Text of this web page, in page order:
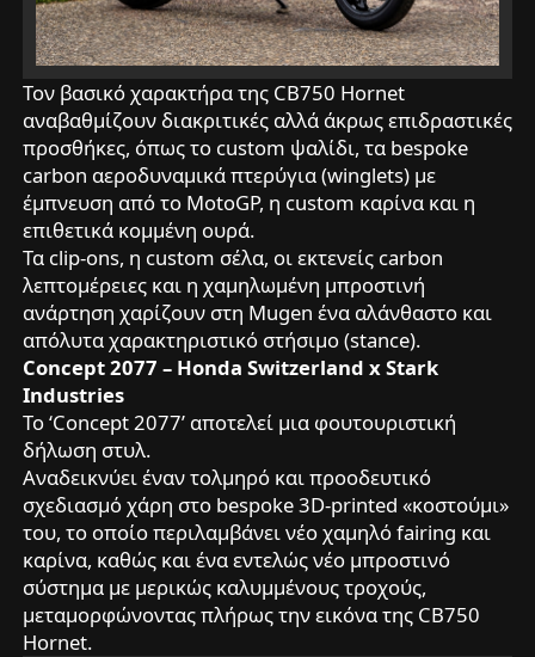
Τον βασικό χαρακτήρα της CB750 Hornet
αναβαθμίζουν διακριτικές αλλά άκρως επιδραστικές
προσθήκες, όπως το custom ψαλίδι, τα bespoke
carbon αεροδυναμικά πτερύγια (winglets) με
έμπνευση από το MotoGP, η custom καρίνα και η
επιθετικά κομμένη ουρά.
Τα clip-ons, η custom σέλα, οι εκτενείς carbon
λεπτομέρειες και η χαμηλωμένη μπροστινή
ανάρτηση χαρίζουν στη Mugen ένα αλάνθαστο και
απόλυτα χαρακτηριστικό στήσιμο (stance).
Concept 2077 – Honda Switzerland x Stark
Industries
Το ‘Concept 2077’ αποτελεί μια φουτουριστική
δήλωση στυλ.
Αναδεικνύει έναν τολμηρό και προοδευτικό
σχεδιασμό χάρη στο bespoke 3D-printed «κοστούμι»
του, το οποίο περιλαμβάνει νέο χαμηλό fairing και
καρίνα, καθώς και ένα εντελώς νέο μπροστινό
σύστημα με μερικώς καλυμμένους τροχούς,
μεταμορφώνοντας πλήρως την εικόνα της CB750
Hornet.